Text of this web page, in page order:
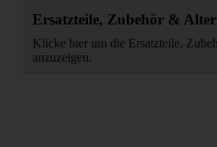
Ersatzteile, Zubehör &
Klicke hier um die Ersatzteile,
anzuzeigen.